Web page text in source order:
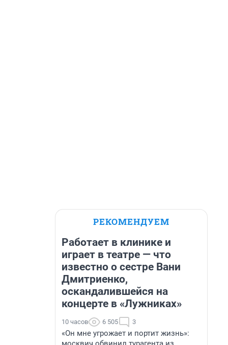
РЕКОМЕНДУЕМ
Работает в клинике и
играет в театре — что
известно о сестре Вани
Дмитриенко,
оскандалившейся на
концерте в «Лужниках»
10 часов 6 505 3
«Он мне угрожает и портит жизнь»: